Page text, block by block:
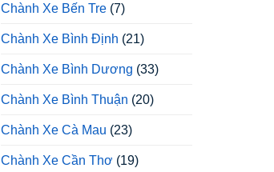
Chành Xe Bến Tre (7)
Chành Xe Bình Định (21)
Chành Xe Bình Dương (33)
Chành Xe Bình Thuận (20)
Chành Xe Cà Mau (23)
Chành Xe Cần Thơ (19)